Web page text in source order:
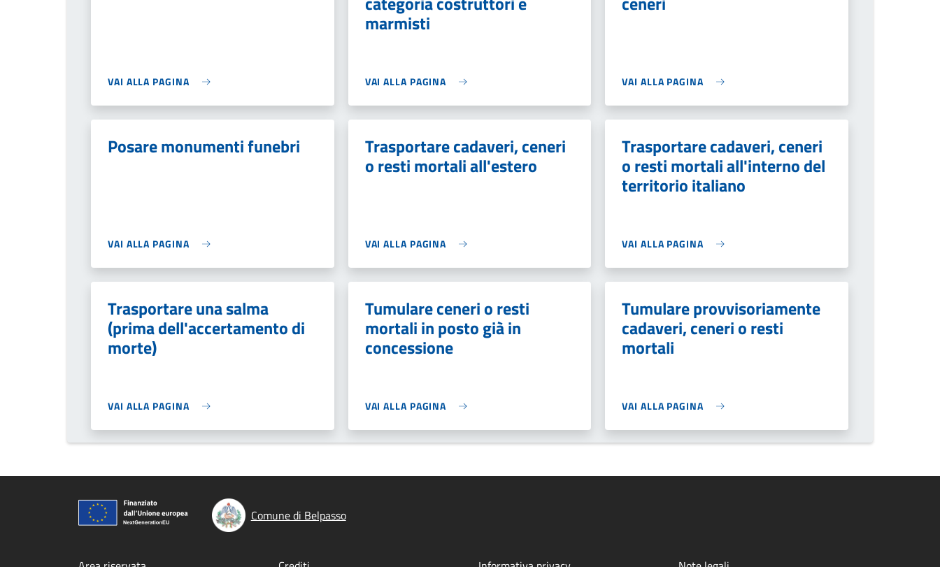
VAI ALLA PAGINA
marmisti
VAI ALLA PAGINA VAI ALLA PAGINA
Posare monumenti funebri
VAI ALLA PAGINA
Trasportare cadaveri, ceneri
o resti mortali all'estero
VAI ALLA PAGINA
Trasportare cadaveri, ceneri
o resti mortali all'interno del
territorio italiano
VAI ALLA PAGINA
Trasportare una salma
(prima dell'accertamento di
morte)
VAI ALLA PAGINA
Tumulare ceneri o resti
mortali in posto già in
concessione
VAI ALLA PAGINA
Tumulare provvisoriamente
cadaveri, ceneri o resti
mortali
VAI ALLA PAGINA
Comune di Belpasso